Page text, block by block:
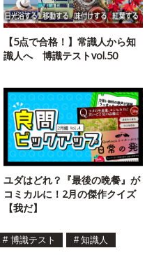
【5点で合格！】常識人から知
識人へ 博識テストvol.50
ユダはどれ？『最後の晩餐』が
コミカルに！2月の傑作クイズ
【我だ】
# 博識テスト # 知識人